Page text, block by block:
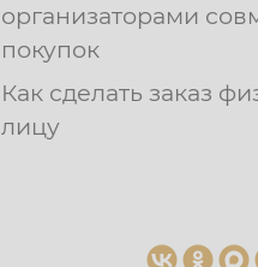
организаторами
покупок
Как сделать заказ
лицу